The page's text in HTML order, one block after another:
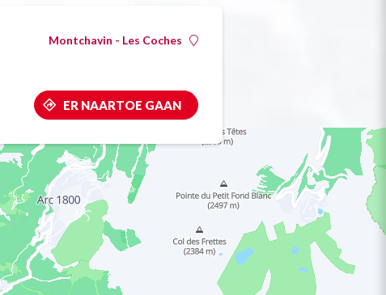
Montchavin - Les Coches
ER NAARTOE GAAN